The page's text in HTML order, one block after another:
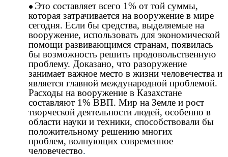
Это составляет всего 1% от той суммы,
которая затрачивается на вооружение в мире
сегодня. Если бы средства, выделяемые на
вооружение, использовать для экономической
помощи развивающимся странам, появилась
бы возможность решить продовольственную
проблему. Доказано, что разоружение
занимает важное место в жизни человечества и
является главной международной проблемой.
Расходы на вооружение в Казахстане
составляют 1% ВВП. Мир на Земле и рост
творческой деятельности людей, особенно в
области науки и техники, способствовали бы
положительному решению многих
проблем, волнующих современное
человечество.